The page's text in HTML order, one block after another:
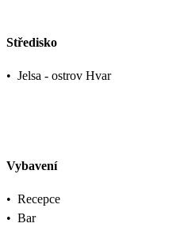
Středisko
• Jelsa - ostrov Hvar
Vybavení
• Recepce
• Bar